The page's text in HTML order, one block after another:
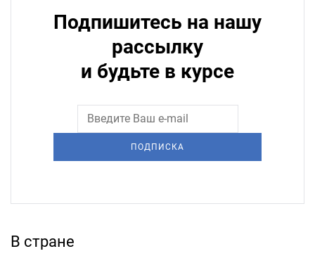
Подпишитесь на нашу
рассылку
и будьте в курсе
ПОДПИСКА
В стране